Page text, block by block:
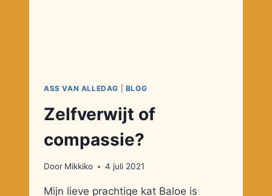
ASS VAN ALLEDAG BLOG
Zelfverwijt of
compassie?
Door Mikkiko 4 juli 2021
Mijn lieve prachtige kat Baloe is